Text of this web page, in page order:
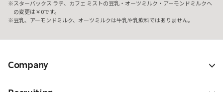
スターバックス ラテ、カフェ ミストの豆乳・オーツミルク・アーモンドミルクへ
の変更は￥0です。
豆乳、アーモンドミルク、オーツミルクは牛乳や乳飲料ではありません。
Company